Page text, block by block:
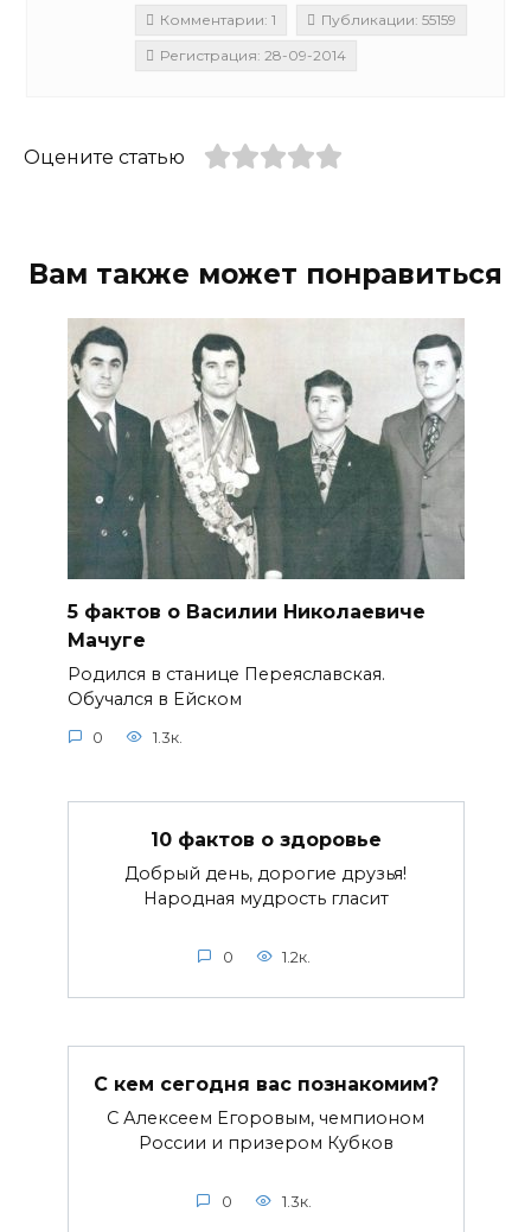
Комментарии: 1
Публикации: 55159
Регистрация: 28-09-2014
Оцените статью
Вам также может понравиться
5 фактов о Василии Николаевиче
Мачуге
Родился в станице Переяславская.
Обучался в Ейском
0 1.3к.
10 фактов о здоровье
Добрый день, дорогие друзья!
Народная мудрость гласит
0 1.2к.
С кем сегодня вас познакомим?
С Алексеем Егоровым, чемпионом
России и призером Кубков
0 1.3к.